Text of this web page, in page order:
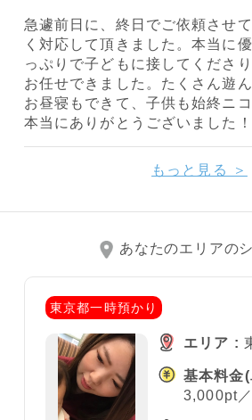
急遽前日に、終日でご依頼させ
く対応して頂きました。本当に
っぷりで子どもに接してくださ
お任せできました。たくさん遊
お昼寝もできて、子供も始終ニコ
本当にありがとうございました！
もっと見る ＞
あなたのエリアの
東京都一時預かり
エリア :
基本料金
3,000pt